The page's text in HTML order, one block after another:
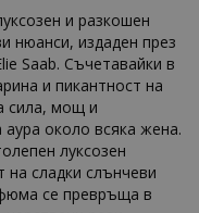
и разкошен
нюанси, издаден през
Saab. Съчетавайки в
и пикантност на
сила, мощ и
около всяка жена.
луксозен
на сладки слънчеви
се превръща в